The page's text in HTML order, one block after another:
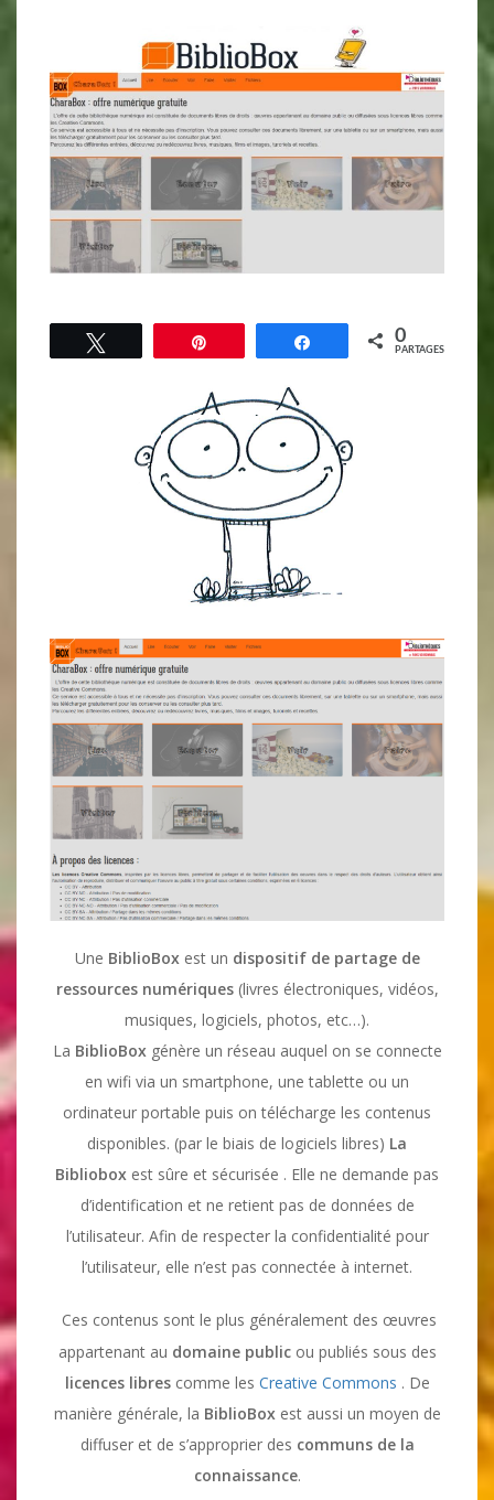
Partagez 0
PARTAGES
Une BiblioBox est un dispositif de partage de
ressources numériques(livres électroniques, vidéos,
musiques, logiciels, photos, etc…).
La BiblioBox génère un réseau auquel on se connecte
en wifi via un smartphone, une tablette ou un
ordinateur portable puis on télécharge les contenus
disponibles. (par le biais de logiciels libres) La
Bibliobox est sûre et sécurisée . Elle ne demande pas
d’identification et ne retient pas de données de
l’utilisateur. Afin de respecter la confidentialité pour
l’utilisateur, elle n’est pas connectée à internet.
Ces contenus sont le plus généralement des œuvres
appartenant au domaine publicou publiés sous des
licences libres comme les Creative Commons . De
manière générale, la BiblioBox est aussi un moyen de
diffuser et de s’approprier des communs de la
connaissance.